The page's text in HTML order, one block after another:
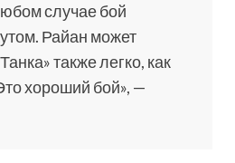
случае бой
Райан может
также легко, как
хороший бой», —